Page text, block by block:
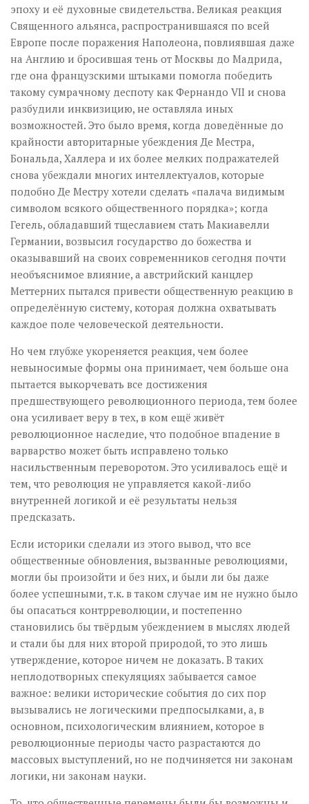
эпоху и её духовные свидетельства. Великая реакция
Священного альянса, распространившаяся по всей
Европе после поражения Наполеона, повлиявшая даже
на Англию и бросившая тень от Москвы до Мадрида,
где она французскими штыками помогла победить
такому сумрачному деспоту как Фернандо VII и снова
разбудили инквизицию, не оставляла иных
возможностей. Это было время, когда доведённые до
крайности авторитарные убеждения Де Местра,
Бональда, Халлера и их более мелких подражателей
снова убеждали многих интеллектуалов, которые
подобно Де Местру хотели сделать «палача видимым
символом всякого общественного порядка»; когда
Гегель, обладавший тщеславием стать Макиавелли
Германии, возвысил государство до божества и
оказывавший на своих современников сегодня почти
необъяснимое влияние, а австрийский канцлер
Меттерних пытался привести общественную реакцию в
определённую систему, которая должна охватывать
каждое поле человеческой деятельности.
Но чем глубже укореняется реакция, чем более
невыносимые формы она принимает, чем больше она
пытается выкорчевать все достижения
предшествующего революционного периода, тем более
она усиливает веру в тех, в ком ещё живёт
революционное наследие, что подобное впадение в
варварство может быть исправлено только
насильственным переворотом. Это усиливалось ещё и
тем, что революция не управляется какой-либо
внутренней логикой и её результаты нельзя
предсказать.
Если историки сделали из этого вывод, что все
общественные обновления, вызванные революциями,
могли бы произойти и без них, и были ли бы даже
более успешными, т.к. в таком случае им не нужно было
бы опасаться контрреволюции, и постепенно
становились бы твёрдым убеждением в мыслях людей
и стали бы для них второй природой, то это лишь
утверждение, которое ничем не доказать. В таких
неплодотворных спекуляциях забывается самое
важное: велики исторические события до сих пор
вызывались не логическими предпосылками, а, в
основном, психологическим влиянием, которое в
революционные периоды часто разрастаются до
массовых выступлений, но не подчиняется ни законам
логики, ни законам науки.